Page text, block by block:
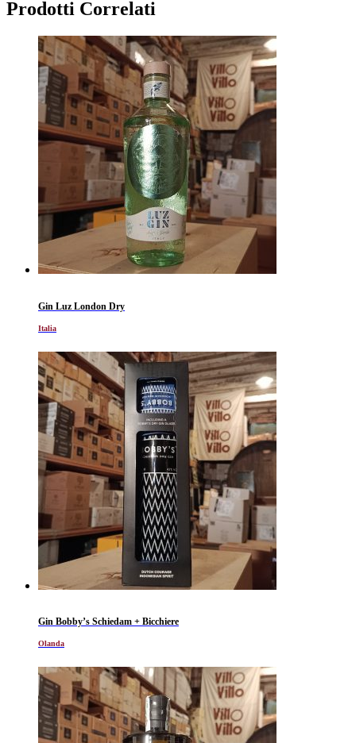
Prodotti Correlati
Gin Luz London Dry
Italia
Gin Bobby’s Schiedam + Bicchiere
Olanda